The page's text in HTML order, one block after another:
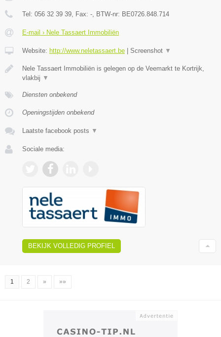
Tel: 056 32 39 39 , Fax: - , BTW-nr: BE0726.848.714
E-mail › Nele Tassaert Immobiliën
Website: http://www.neletassaert.be Screenshot ▼
Nele Tassaert Immobiliën is gelegen op de Veemarkt te Kortrijk,
vlakbij ▼
Diensten onbekend
Openingstijden onbekend
Laatste facebook posts ▼
Sociale media:
BEKIJK VOLLEDIG PROFIEL
1 2 » »»